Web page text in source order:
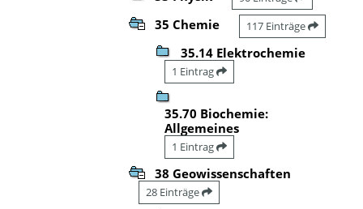
35 Chemie 117 Einträge
35.14 Elektrochemie
1 Eintrag
35.70 Biochemie:
Allgemeines
1 Eintrag
38 Geowissenschaften
28 Einträge